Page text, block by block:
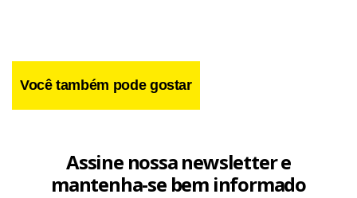
Você também pode gostar
Assine nossa newsletter e
mantenha-se bem informado